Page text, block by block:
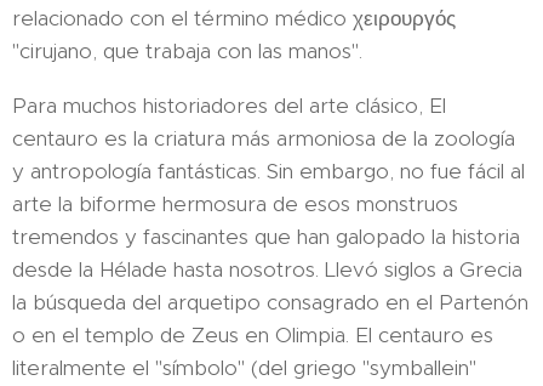
relacionado con el término médico χειρουργός
"cirujano, que trabaja con las manos".
Para muchos historiadores del arte clásico, El
centauro es la criatura más armoniosa de la zoología
y antropología fantásticas. Sin embargo, no fue fácil al
arte la biforme hermosura de esos monstruos
tremendos y fascinantes que han galopado la historia
desde la Hélade hasta nosotros. Llevó siglos a Grecia
la búsqueda del arquetipo consagrado en el Partenón
o en el templo de Zeus en Olimpia. El centauro es
literalmente el "símbolo" (del griego "symballein"